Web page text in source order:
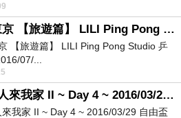
2016 東京 【旅遊篇】 LILI Ping Pong Studio 乒乓球館
【旅遊篇】 LILI Ping Pong Studio 乒
07/...
小小客人來我家 II ~ Day 4 ~ 2016/03/29 自由盃第二日～亞軍
我家 II ~ Day 4 ~ 2016/03/29 自由盃